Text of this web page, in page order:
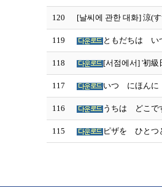
120 [날씨에 관한 대화] 涼(
119 ともだちは い
118 [서점에서] '初
117 いつ にほんに
116 うちは どこで
115 ピザを ひと